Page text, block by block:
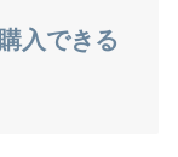
入できる